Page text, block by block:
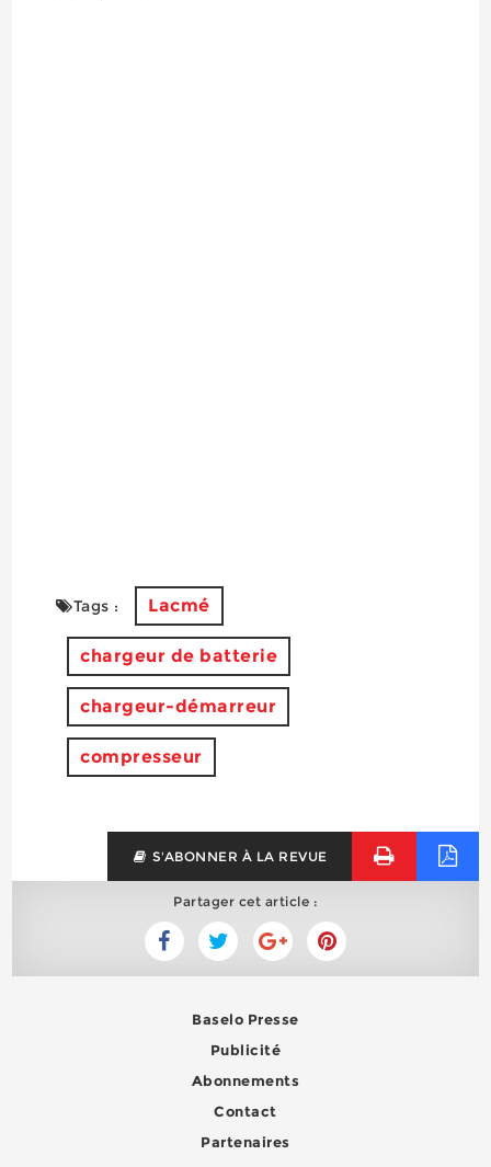
Tags : Lacmé
chargeur de batterie
chargeur-démarreur
compresseur
S'ABONNER À LA REVUE
Partager cet article :
Baselo Presse
Publicité
Abonnements
Contact
Partenaires